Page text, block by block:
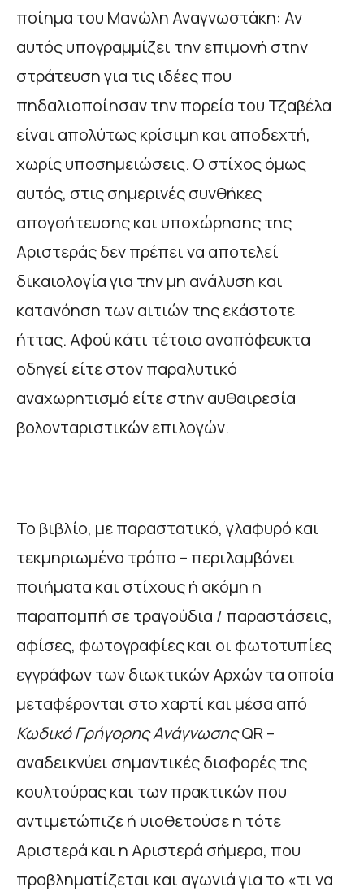
ποίημα του Μανώλη Αναγνωστάκη: Αν
αυτός υπογραμμίζει την επιμονή στην
στράτευση για τις ιδέες που
πηδαλιοποίησαν την πορεία του Τζαβέλα
είναι απολύτως κρίσιμη και αποδεχτή,
χωρίς υποσημειώσεις. Ο στίχος όμως
αυτός, στις σημερινές συνθήκες
απογοήτευσης και υποχώρησης της
Αριστεράς δεν πρέπει να αποτελεί
δικαιολογία για την μη ανάλυση και
κατανόηση των αιτιών της εκάστοτε
ήττας. Αφού κάτι τέτοιο αναπόφευκτα
οδηγεί είτε στον παραλυτικό
αναχωρητισμό είτε στην αυθαιρεσία
βολονταριστικών επιλογών.
Το βιβλίο, με παραστατικό, γλαφυρό και
τεκμηριωμένο τρόπο – περιλαμβάνει
ποιήματα και στίχους ή ακόμη η
παραπομπή σε τραγούδια / παραστάσεις,
αφίσες, φωτογραφίες και οι φωτοτυπίες
εγγράφων των διωκτικών Αρχών τα οποία
μεταφέρονται στο χαρτί και μέσα από
Κωδικό Γρήγορης ΑνάγνωσηςQR –
αναδεικνύει σημαντικές διαφορές της
κουλτούρας και των πρακτικών που
αντιμετώπιζε ή υιοθετούσε η τότε
Αριστερά και η Αριστερά σήμερα, που
προβληματίζεται και αγωνιά για το «τι να